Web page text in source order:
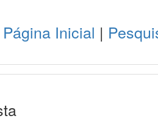
Página Inicial |